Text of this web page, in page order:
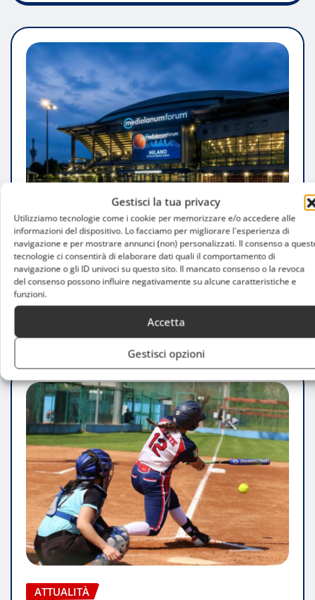
Gestisci la tua privacy
Utilizziamo tecnologie come i cookie per memorizzare e/o accedere alle
informazioni del dispositivo. Lo facciamo per migliorare l'esperienza di
navigazione e per mostrare annunci (non) personalizzati. Il consenso a
tecnologie ci consentirà di elaborare dati quali il comportamento di
navigazione o gli ID univoci su questo sito. Il mancato consenso o la revoca
del consenso possono influire negativamente su alcune caratteristiche e
funzioni.
Accetta
Gestisci opzioni
ATTUALITÀ
Europei di volley, le finali traslocano da
Santa Giulia ad Assago
Ago 10, 2026
ATTUALITÀ